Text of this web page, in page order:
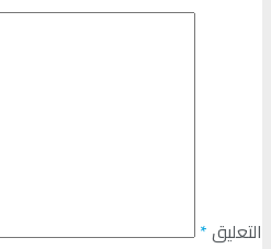
التعليق*